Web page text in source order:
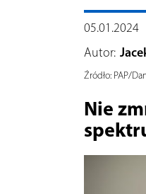
05.01.2024
Autor:
Źródło:PAP/
Nie